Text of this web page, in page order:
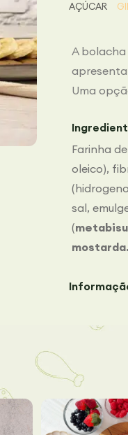
AÇÚCAR
A
Uma
Farinha de
oleico),
sal,
(
mostarda.